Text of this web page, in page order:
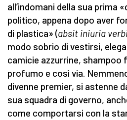
all’indomani della sua prima
politico, appena dopo aver
di plastica» (absit iniuria
modo sobrio di vestirsi,
camicie azzurrine, shampoo
profumo e così via.
divenne premier, si astenne
sua squadra di governo,
come comportarsi con la